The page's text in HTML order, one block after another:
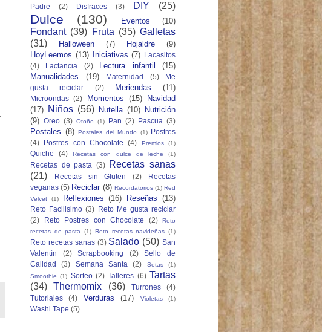
Padre
(2) Disfraces (3) DIY (25)
Dulce (130) Eventos (10)
Fondant (39) Fruta (35) Galletas
(31)
Halloween (7) Hojaldre
(9)
HoyLeemos (13) Iniciativas (7)
Lacasitos
(4)
Lactancia (2) Lectura infantil
(15)
Manualidades
(19) Maternidad (5)
Me
gusta reciclar
(2) Meriendas (11)
Microondas (2) Momentos (15)
Navidad
(17) Niños (56) Nutella (10) Nutrición
(9) Oreo (3) Otoño (1) Pan (2) Pascua (3)
Postales (8) Postales del Mundo (1)
Postres
(4)
Postres con Chocolate (4) Premios (1)
Quiche (4) Recetas con dulce de leche (1)
Recetas de pasta (3)
Recetas sanas
(21)
Recetas sin Gluten (2)
Recetas
veganas (5) Reciclar (8) Recordatorios (1) Red
Velvet
(1) Reflexiones (16) Reseñas (13)
Reto Facilisimo (3)
Reto Me gusta reciclar
(2)
Reto Postres con Chocolate (2)
Reto
recetas de pasta
(1) Reto recetas navideñas (1)
Reto recetas sanas (3) Salado (50) San
Valentín
(2) Scrapbooking (2)
Sello de
Calidad
(3) Semana Santa (2) Setas
(1)
Smoothie (1) Sorteo (2) Talleres (6) Tartas
(34)
Thermomix (36) Turrones
(4)
Tutoriales
(4) Verduras (17) Violetas (1)
Washi Tape (5)